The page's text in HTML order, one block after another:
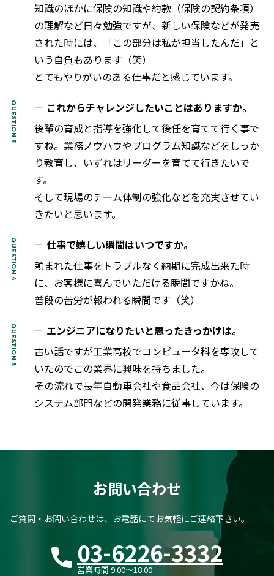
知識のほかに保険の知識や約款（保険の契約条項）
の理解など日々勉強ですが、新しい保険などが発売
された時には、「この部分は私が担当したんだ」と
いう自負もあります（笑）
とてもやりがいのある仕事だと感じています。
これからチャレンジしたいことはありますか。
後輩の育成と指導を強化して後任を育てて行く事で
すね。業務ノウハウやプログラム知識などをしっか
り教育し、いずれはリーダーを育てて行きたいで
す。
そして現場のチーム体制の強化などを充実させてい
きたいと思います。
仕事で嬉しい瞬間はいつですか。
頼まれた仕事をトラブルなく納期に完成出来た時
に、お客様に喜んでいただける瞬間ですかね。
普段の苦労が報われる瞬間です（笑）
エンジニアになりたいと思ったきっかけは。
古い話ですが工業高校でコンピュータ科を専攻して
いたのでこの業界に興味を持ちました。
その流れで長年自動車会社や食品会社、今は保険の
システム部門などの開発業務に従事しています。
お問い合わせ
ご質問・お問い合わせは、お電話にてお気軽にご連絡下さい。
03-6226-3332
営業時間 9:00〜18:00